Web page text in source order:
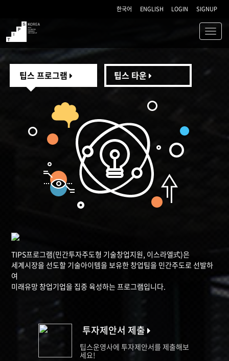
한국어 ENGLISH LOGIN SIGNUP
TIPS
팁스 프로그램 팁스 타운
TIPS프로그램(민간투자주도형 기술창업지원, 이스라엘式)은
세계시장을 선도할 기술아이템을 보유한 창업팀을 민간주도로 선발하
여
미래유망 창업기업을 집중 육성하는 프로그램입니다.
투자제안서 제출
팁스운영사에 투자제안서를 제출해보
세요!